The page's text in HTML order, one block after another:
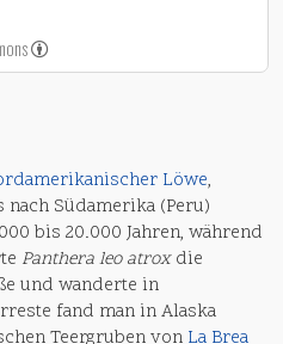
Löwe,
Südamerika (Peru)
bis 20.000 Jahren, während
Panthera leo atroxdie
und wanderte in
fand man in Alaska
Teergruben von La Brea